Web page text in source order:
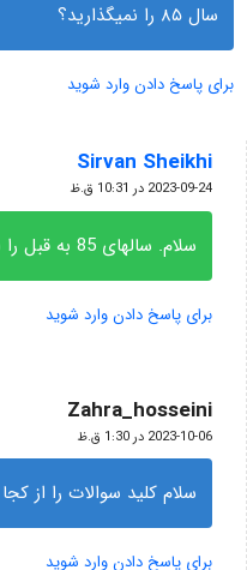
سال ۸۵ را نمیگذارید؟
برای پاسخ دادن وارد شوید
Sirvan Sheikhi
گفته:
2023-09-24 در 10:31 ق.ظ
سلام. سالهای 85 به قبل را نداریم
برای پاسخ دادن وارد شوید
Zahra_hosseini
گفته:
2023-10-06 در 1:30 ق.ظ
سلام کلید سوالات را از
برای پاسخ دادن وارد شوید